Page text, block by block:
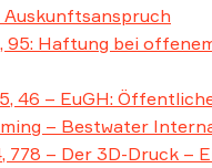
Auskunftsanspruch
95: Haftung bei
46 – EuGH:
– Bestwater
778 – Der 3D-Druck –